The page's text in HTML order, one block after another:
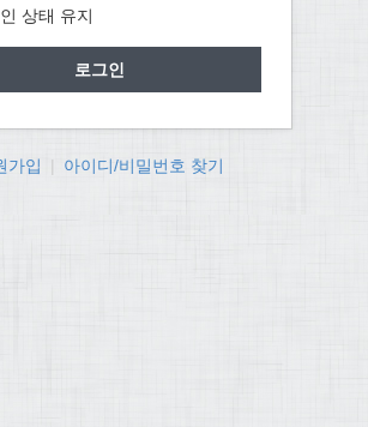
상태 유지
가입 아이디/비밀번호 찾기